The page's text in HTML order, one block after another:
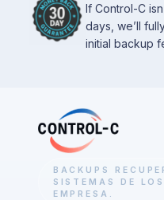
If Control-C
days, we’ll
initial backup
BACKUPS
SISTEMAS DE
EMPRESA.